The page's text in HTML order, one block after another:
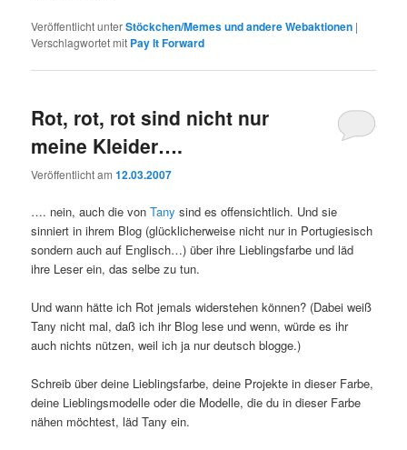
Veröffentlicht unterStöckchen/Memes und andere Webaktionen |
Verschlagwortet mit Pay It Forward
Rot, rot, rot sind nicht nur
meine Kleider….
Veröffentlicht am12.03.2007
…. nein, auch die vonTany sind es offensichtlich. Und sie
sinniert in ihrem Blog (glücklicherweise nicht nur in Portugiesisch
sondern auch auf Englisch…) über ihre Lieblingsfarbe und läd
ihre Leser ein, das selbe zu tun.
Und wann hätte ich Rot jemals widerstehen können? (Dabei weiß
Tany nicht mal, daß ich ihr Blog lese und wenn, würde es ihr
auch nichts nützen, weil ich ja nur deutsch blogge.)
Schreib über deine Lieblingsfarbe, deine Projekte in dieser Farbe,
deine Lieblingsmodelle oder die Modelle, die du in dieser Farbe
nähen möchtest, läd Tany ein.